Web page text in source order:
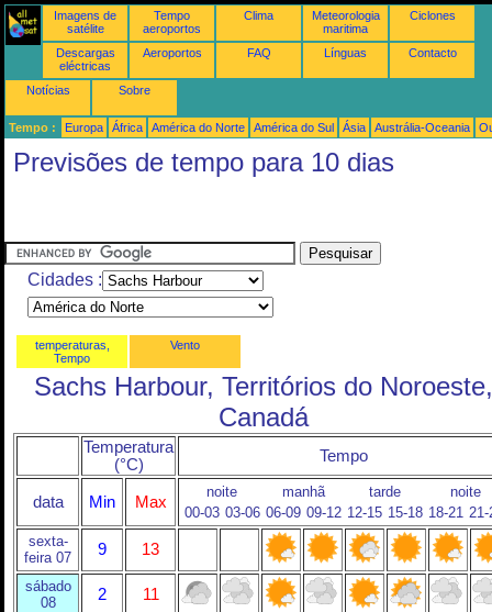
Imagens de
satélite
Tempo
aeroportos
Clima
Meteorologia
maritima
Ciclones
Descargas
eléctricas
Aeroportos FAQ Línguas Contacto
Notícias Sobre
Tempo : Europa África América do Norte América do Sul Ásia Austrália-Oceania
Previsões de tempo para 10 dias
Cidades :
temperaturas,
Tempo
Vento
Sachs Harbour, Territórios do Noroeste,
Canadá
Temperatura
(°C)
Tempo
data Min Max
noite manhã tarde
noite
00-03 03-06 06-09 09-12 12-15 15-18 18-21 21-
sexta-
feira 07
9 13
sábado
08
2 11